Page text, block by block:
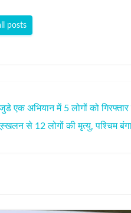
posts
एक अभियान में 5 लोगों को गिरफ्तार
से 12 लोगों की मृत्‍यु, पश्चिम